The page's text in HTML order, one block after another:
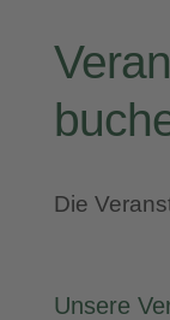
Die
Unsere